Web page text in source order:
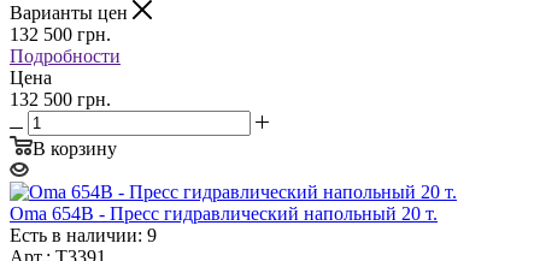
Варианты цен
132 500 грн.
Подробности
Цена
132 500 грн.
В корзину
Oma 654B - Пресс гидравлический напольный 20 т.
Есть в наличии: 9
Арт.: T3391